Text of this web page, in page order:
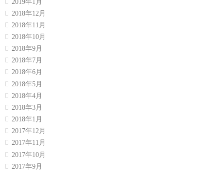
2019年1月
2018年12月
2018年11月
2018年10月
2018年9月
2018年7月
2018年6月
2018年5月
2018年4月
2018年3月
2018年1月
2017年12月
2017年11月
2017年10月
2017年9月